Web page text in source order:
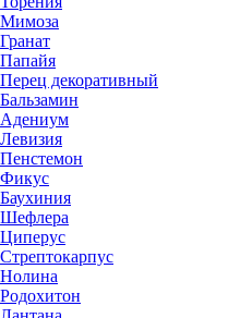
Мимоза
Гранат
Папайя
Перец декоративный
Бальзамин
Адениум
Левизия
Пенстемон
Фикус
Баухиния
Шефлера
Циперус
Стрептокарпус
Нолина
Родохитон